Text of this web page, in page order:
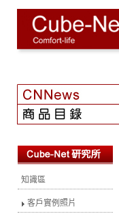
知識區
客戶實例照片